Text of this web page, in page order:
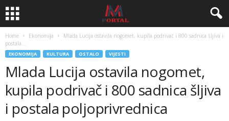
Home Ekonomija
Mlada Lucija ostavila nogomet, kupila podrivač i 800 sadnica šljiva i
postala...
EKONOMIJA KULTURA OSTALO VIJESTI
Mlada Lucija ostavila nogomet,
kupila podrivač i 800 sadnica šljiva
i postala poljoprivrednica